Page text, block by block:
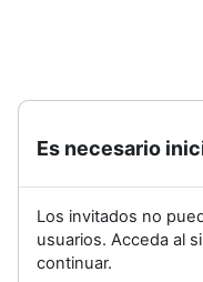
Es necesario
Los invitados no
usuarios. Acceda al
continuar.